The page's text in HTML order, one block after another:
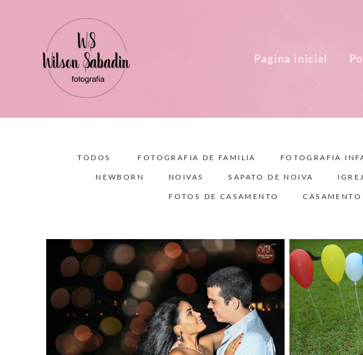
Pagina inicial
TODOS FOTOGRAFIA DE FAMILIA FOTOGRAFIA
NEWBORN NOIVAS SAPATO DE NOIVA
FOTOS DE CASAMENTO CASAMENTO